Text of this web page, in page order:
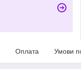
Оплата Умови